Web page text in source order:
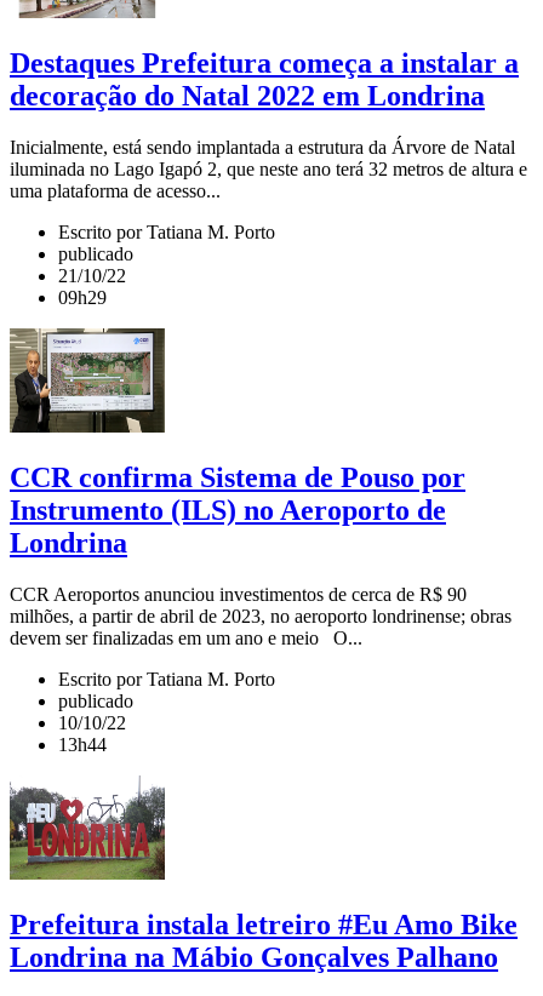
Destaques Prefeitura começa a instalar a
decoração do Natal 2022 em Londrina
Inicialmente, está sendo implantada a estrutura da Árvore de Natal
iluminada no Lago Igapó 2, que neste ano terá 32 metros de altura e
uma plataforma de acesso...
Escrito por Tatiana M. Porto
publicado
21/10/22
09h29
CCR confirma Sistema de Pouso por
Instrumento (ILS) no Aeroporto de
Londrina
CCR Aeroportos anunciou investimentos de cerca de R$ 90
milhões, a partir de abril de 2023, no aeroporto londrinense; obras
devem ser finalizadas em um ano e meio O...
Escrito por Tatiana M. Porto
publicado
10/10/22
13h44
Prefeitura instala letreiro #Eu Amo Bike
Londrina na Mábio Gonçalves Palhano